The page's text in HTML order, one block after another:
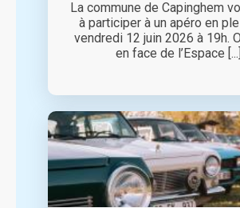
La commune de Capinghem
à participer à un apéro en
vendredi 12 juin 2026 à 19h.
en face de l’Espace [...]